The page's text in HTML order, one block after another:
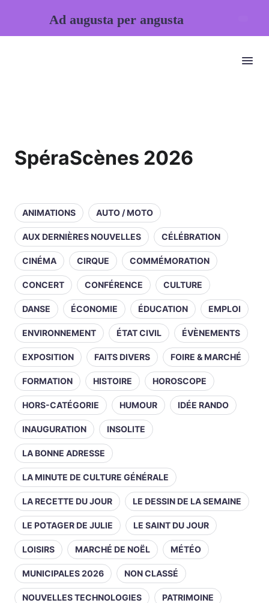
SpéraScènes 2026
ANIMATIONS AUTO / MOTO
AUX DERNIÈRES NOUVELLES CÉLÉBRATION
CINÉMA CIRQUE COMMÉMORATION
CONCERT CONFÉRENCE CULTURE
DANSE ÉCONOMIE ÉDUCATION EMPLOI
ENVIRONNEMENT ÉTAT CIVIL ÉVÈNEMENTS
EXPOSITION FAITS DIVERS FOIRE & MARCHÉ
FORMATION HISTOIRE HOROSCOPE
HORS-CATÉGORIE HUMOUR IDÉE RANDO
INAUGURATION INSOLITE
LA BONNE ADRESSE
LA MINUTE DE CULTURE GÉNÉRALE
LA RECETTE DU JOUR LE DESSIN DE LA SEMAINE
LE POTAGER DE JULIE LE SAINT DU JOUR
LOISIRS MARCHÉ DE NOËL MÉTÉO
MUNICIPALES 2026 NON CLASSÉ
NOUVELLES TECHNOLOGIES PATRIMOINE
Ad augusta per angusta